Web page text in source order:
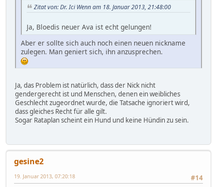
Zitat von: Dr. Ici Wenn am 18. Januar 2013, 21:48:00
Ja, Bloedis neuer Ava ist echt gelungen!
Aber er sollte sich auch noch einen neuen nickname
zulegen. Man geniert sich, ihn anzusprechen.
Ja, das Problem ist natürlich, dass der Nick nicht
gendergerecht ist und Menschen, denen ein weibliches
Geschlecht zugeordnet wurde, die Tatsache ignoriert wird,
dass gleiches Recht für alle gilt.
Sogar Rataplan scheint ein Hund und keine Hündin zu sein.
gesine2
#14
19. Januar 2013, 07:20:18